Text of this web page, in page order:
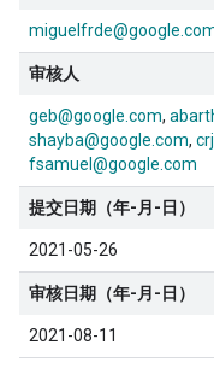
审核人
geb@google.com
shayba@google.com
fsamuel@google.com
提交日期（年-月-日）
2021-05-26
审核日期（年-月-日）
2021-08-11